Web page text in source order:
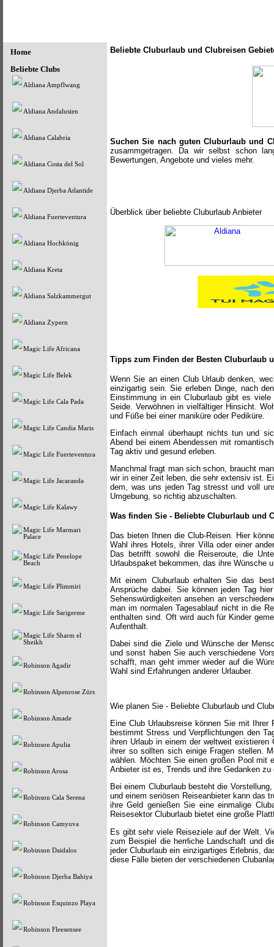
Home
Beliebte Clubs
Aldiana Ampflwang
Aldiana Andalusien
Aldiana Calabria
Aldiana Costa del Sol
Aldiana Djerba Atlantide
Aldiana Fuerteventura
Aldiana Hochkönig
Aldiana Kreta
Aldiana Salzkammergut
Aldiana Zypern
Magic Life Africana
Magic Life Belek
Magic Life Cala Pada
Magic Life Candia Maris
Magic Life Fuerteventura
Magic Life Jacaranda
Magic Life Kalawy
Magic Life Marmari
Palace
Magic Life Penelope
Beach
Magic Life Plimmiri
Magic Life Sarigerme
Magic Life Sharm el
Sheikh
Robinson Agadir
Robinson Alpenrose Zürs
Robinson Amade
Robinson Apulia
Robinson Arosa
Robinson Cala Serena
Robinson Camyuva
Robinson Daidalos
Robinson Djerba Bahiya
Robinson Esquinzo Playa
Robinson Fleesensee
Beliebte Cluburlaub und Clubreisen
Suchen Sie nach guten Cluburlaub und
zusammgetragen. Da wir selbst schon
Bewertungen, Angebote und vieles mehr.
Überblick über beliebte Cluburlaub Anbieter
Tipps zum Finden der Besten Cluburlaub
Wenn Sie an einen Club Urlaub denken,
einzigartig sein. Sie erleben Dinge, nach
Einstimmung in ein Cluburlaub gibt es
Seide. Verwöhnen in vielfältiger Hinsicht.
und Füße bei einer maniküre oder Pediküre.
Einfach einmal überhaupt nichts tun und
Abend bei einem Abendessen mit
Tag aktiv und gesund erleben.
Manchmal fragt man sich schon, braucht
wir in einer Zeit leben, die sehr extensiv ist.
dem, was uns jeden Tag stresst und voll
Umgebung, so richtig abzuschalten.
Was finden Sie - Beliebte Cluburlaub und
Das bieten Ihnen die Club-Reisen. Hier
Wahl ihres Hotels, ihrer Villa oder einer
Das betrifft sowohl die Reiseroute, die
Urlaubspaket bekommen, das ihre Wünsche
Mit einem Cluburlaub erhalten Sie das
Ansprüche dabei. Sie können jeden Tag
Sehenswürdigkeiten ansehen an
man im normalen Tagesablauf nicht in die
enthalten sind. Oft wird auch für Kinder
Aufenthalt.
Dabei sind die Ziele und Wünsche der
und sonst haben Sie auch verschiedene
schafft, man geht immer wieder auf die
Wahl sind Erfahrungen anderer Urlauber.
Wie planen Sie - Beliebte Cluburlaub und
Eine Club Urlaubsreise können Sie mit
bestimmt Stress und Verpflichtungen den
ihren Urlaub in einem der weltweit
ihrer so sollten sich einige Fragen stellen.
wählen. Möchten Sie einen großen Pool mit
Anbieter ist es, Trends und ihre Gedanken
Bei einem Cluburlaub besteht die
und einem seriösen Reiseanbieter kann das
ihre Geld genießen Sie eine einmalige
Reisesektor Cluburlaub bietet eine große
Es gibt sehr viele Reiseziele auf der Welt.
zum Beispiel die herrliche Landschaft und
jeder Cluburlaub ein einzigartiges Erlebnis,
diese Fälle bieten der verschiedenen